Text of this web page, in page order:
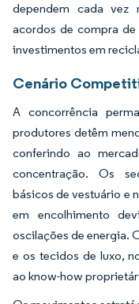
dependem cada vez
acordos de compra
investimentos em
Cenário
A concorrência
produtores detêm
conferindo ao
concentração. Os
básicos de vestuário e
em encolhimento
oscilações de energia.
e os tecidos de luxo,
ao know-how